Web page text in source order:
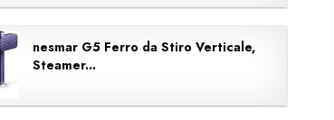
nesmar G5 Ferro da Stiro Verticale,
Steamer...